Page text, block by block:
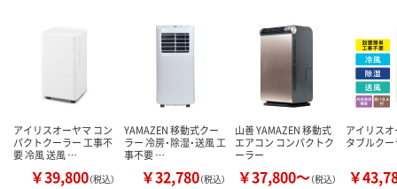
アイリスオーヤマ コン
パクトクーラー 工事不
要 冷風 送風 …
￥39,800（税込）
YAMAZEN 移動式クー
ラー 冷房・除湿・送風 工
事不要 …
￥32,780（税込）
山善 YAMAZEN 移動式
エアコン コンパクトク
ーラー
￥37,800～（税込）
アイリス
タブルク
￥